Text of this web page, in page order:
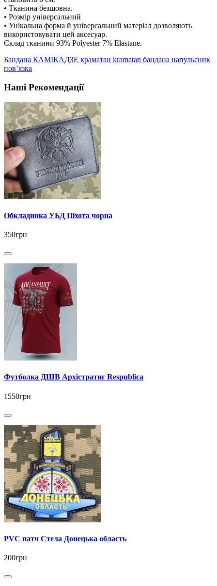
• Тканина безшовна.
• Розмір універсальний
• Унікальна форма й універсальний матеріал дозволяють
використовувати цей аксесуар.
Склад тканини 93% Polyester 7% Elastane.
Бандана КАМІКАДЗЕ краматан kramatan бандана напульсник
пов’язка
Наші Рекомендації
Обкладинка УБД Піхота чорна
350грн
Футболка ДШВ Архістратиг Respublica
1550грн
PVC патч Стела Донецька область
200грн